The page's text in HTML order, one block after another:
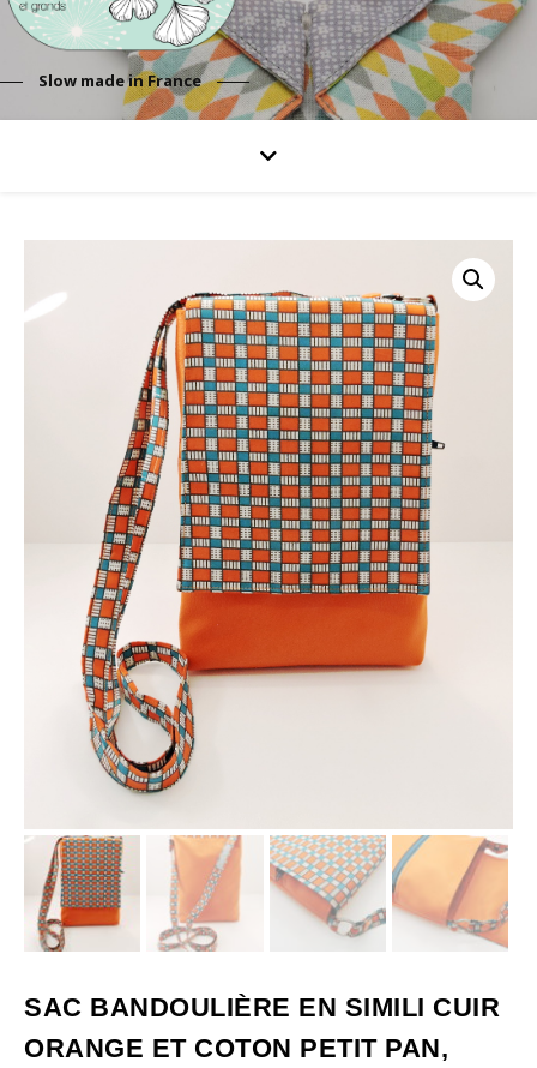
Slow made in France
SAC BANDOULIÈRE EN SIMILI CUIR
ORANGE ET COTON PETIT PAN,